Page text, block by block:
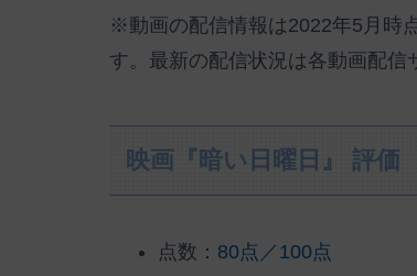
※動画の配信情報は2022年5月時
す。最新の配信状況は各動画配信
映画『暗い日曜日』 評価
点数： 80点／100点